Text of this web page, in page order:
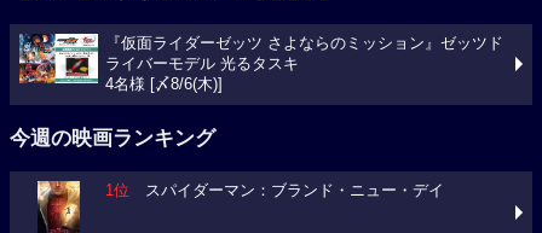
『仮面ライダーゼッツ さよならのミッション』ゼッツド
ライバーモデル 光るタスキ
4名様 [〆8/6(木)]
今週の映画ランキング
1位 スパイダーマン：ブランド・ニュー・デイ